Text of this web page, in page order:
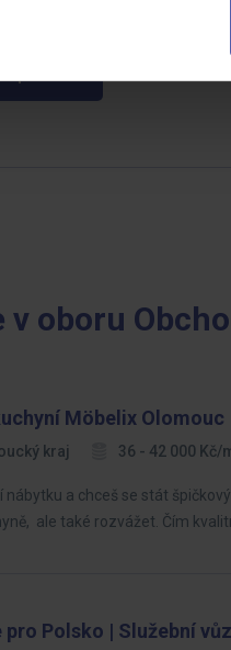
pozici
v oboru
Möbelix Olomouc
kraj 36 - 42 000 Kč/
nábytku a chceš se stát
ale také rozvážet. Čím
Polsko | Služební